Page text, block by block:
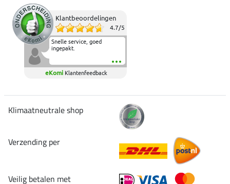
Klantbeoordelingen
4.7/5
Snelle service, goed
ingepakt.
eKomi Klantenfeedback
Klimaatneutrale shop
Verzending per
Veilig betalen met